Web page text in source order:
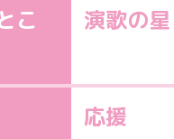
こ
演歌の星
応援